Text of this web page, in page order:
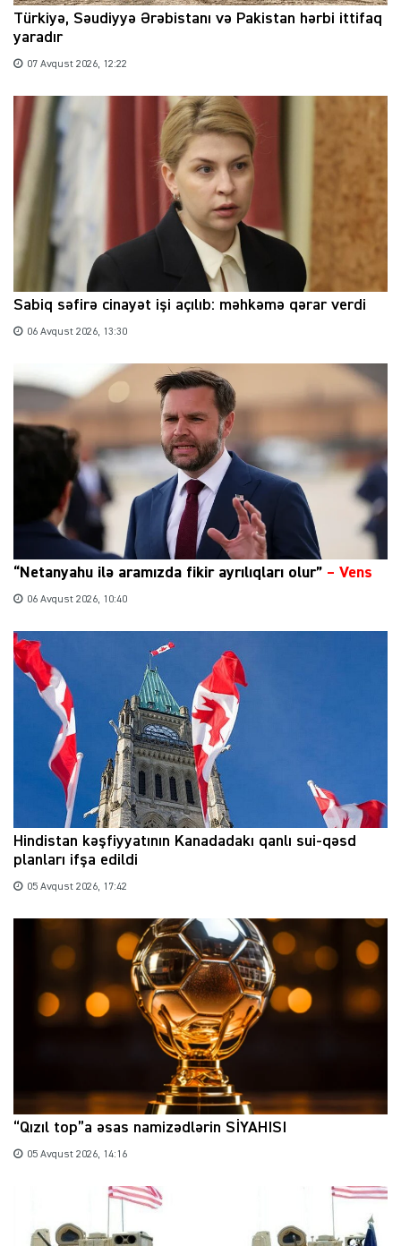
Türkiyə, Səudiyyə Ərəbistanı və Pakistan hərbi ittifaq
yaradır
07 Avqust 2026, 12:22
Sabiq səfirə cinayət işi açılıb: məhkəmə qərar verdi
06 Avqust 2026, 13:30
“Netanyahu ilə aramızda fikir ayrılıqları olur” – Vens
06 Avqust 2026, 10:40
Hindistan kəşfiyyatının Kanadadakı qanlı sui-qəsd
planları ifşa edildi
05 Avqust 2026, 17:42
“Qızıl top”a əsas namizədlərin SİYAHISI
05 Avqust 2026, 14:16